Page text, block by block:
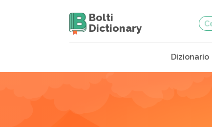
Bolti
Dictionary
Dizionario